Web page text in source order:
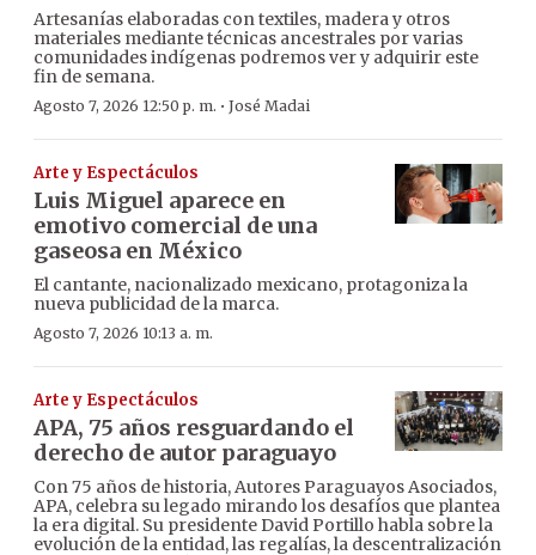
Artesanías elaboradas con textiles, madera y otros
materiales mediante técnicas ancestrales por varias
comunidades indígenas podremos ver y adquirir este
fin de semana.
Agosto 7, 2026 12:50 p. m. · José Madai
Arte y Espectáculos
Luis Miguel aparece en
emotivo comercial de una
gaseosa en México
El cantante, nacionalizado mexicano, protagoniza la
nueva publicidad de la marca.
Agosto 7, 2026 10:13 a. m.
Arte y Espectáculos
APA, 75 años resguardando el
derecho de autor paraguayo
Con 75 años de historia, Autores Paraguayos Asociados,
APA, celebra su legado mirando los desafíos que plantea
la era digital. Su presidente David Portillo habla sobre la
evolución de la entidad, las regalías, la descentralización